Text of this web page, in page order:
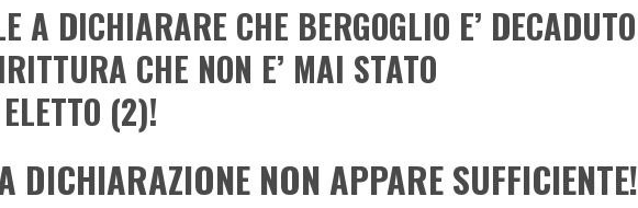
A DICHIARARE CHE BERGOGLIO E’ DECADUTO
CHE NON E’ MAI STATO
(2)!
NON APPARE SUFFICIENTE!